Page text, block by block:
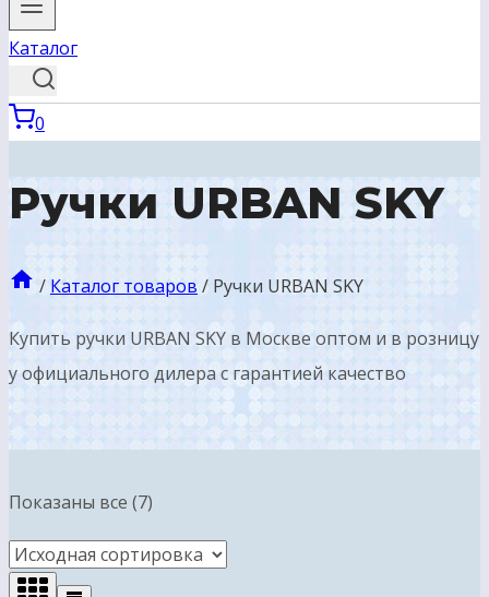
Каталог
0
Ручки URBAN SKY
/ Каталог товаров / Ручки URBAN SKY
Купить ручки URBAN SKY в Москве оптом и в розницу
у официального дилера с гарантией качество
Показаны все (7)